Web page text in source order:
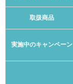
取扱商品
実施中のキャンペーン